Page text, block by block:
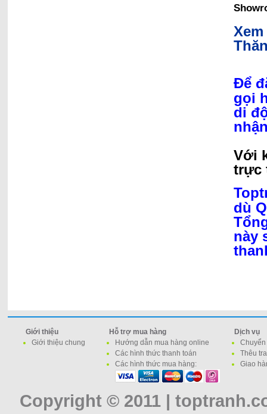
Để
gọi
di
Với
trực
dù
này
Giới thiệu
Giới thiệu chung
Hỗ trợ mua hàng
Hướng dẫn mua hàng online
Các hình thức thanh toán
Các hình thức mua hàng:
Dịch vụ
Thêu
Giao
Copyright © 2011 |